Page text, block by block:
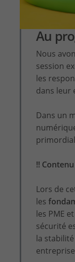
Au
Nous
session
les
dans leur
Dans un
!!
Lors de
les
les PME
sécurité
la